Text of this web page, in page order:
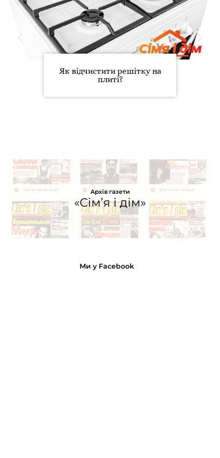
Як відчистити решітку на
плиті?
Архів газети
«Сім’я і дім»
Ми у Facebook